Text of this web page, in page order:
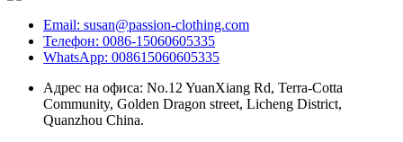
Email: susan@passion-clothing.com
Телефон: 0086-15060605335
WhatsApp: 008615060605335
Адрес на офиса: No.12 YuanXiang Rd, Terra-Cotta
Community, Golden Dragon street, Licheng District,
Quanzhou China.